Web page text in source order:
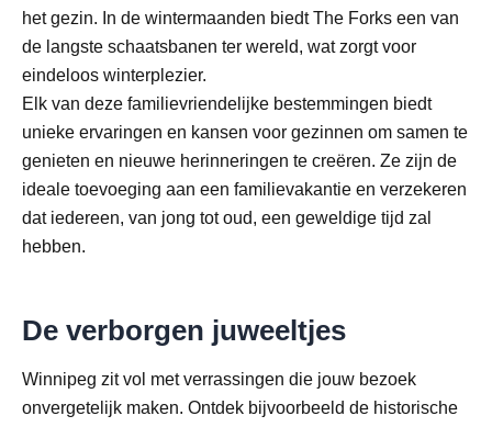
het gezin. In de wintermaanden biedt The Forks een van
de langste schaatsbanen ter wereld, wat zorgt voor
eindeloos winterplezier.
Elk van deze familievriendelijke bestemmingen biedt
unieke ervaringen en kansen voor gezinnen om samen te
genieten en nieuwe herinneringen te creëren. Ze zijn de
ideale toevoeging aan een familievakantie en verzekeren
dat iedereen, van jong tot oud, een geweldige tijd zal
hebben.
De verborgen juweeltjes
Winnipeg zit vol met verrassingen die jouw bezoek
onvergetelijk maken. Ontdek bijvoorbeeld de historische